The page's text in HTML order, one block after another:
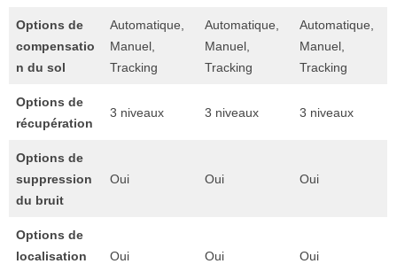
Options de
compensatio
n du sol
Automatique,
Manuel,
Tracking
Automatique,
Manuel,
Tracking
Automatique,
Manuel,
Tracking
Options de
récupération
3 niveaux 3 niveaux 3 niveaux
Options de
suppression
du bruit
Oui Oui Oui
Options de
localisation
Oui Oui Oui